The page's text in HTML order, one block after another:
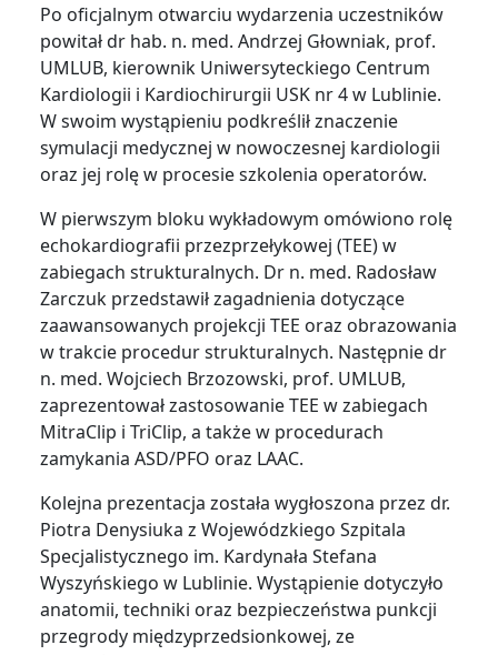
Po oficjalnym otwarciu wydarzenia uczestników
powitał dr hab. n. med. Andrzej Głowniak, prof.
UMLUB, kierownik Uniwersyteckiego Centrum
Kardiologii i Kardiochirurgii USK nr 4 w Lublinie.
W swoim wystąpieniu podkreślił znaczenie
symulacji medycznej w nowoczesnej kardiologii
oraz jej rolę w procesie szkolenia operatorów.
W pierwszym bloku wykładowym omówiono rolę
echokardiografii przezprzełykowej (TEE) w
zabiegach strukturalnych. Dr n. med. Radosław
Zarczuk przedstawił zagadnienia dotyczące
zaawansowanych projekcji TEE oraz obrazowania
w trakcie procedur strukturalnych. Następnie dr
n. med. Wojciech Brzozowski, prof. UMLUB,
zaprezentował zastosowanie TEE w zabiegach
MitraClip i TriClip, a także w procedurach
zamykania ASD/PFO oraz LAAC.
Kolejna prezentacja została wygłoszona przez dr.
Piotra Denysiuka z Wojewódzkiego Szpitala
Specjalistycznego im. Kardynała Stefana
Wyszyńskiego w Lublinie. Wystąpienie dotyczyło
anatomii, techniki oraz bezpieczeństwa punkcji
przegrody międzyprzedsionkowej, ze